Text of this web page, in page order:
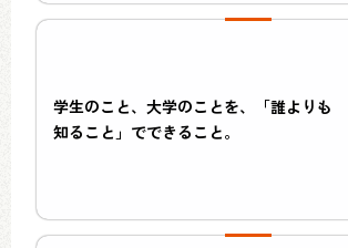
学生のこと、大学のことを、「誰よりも
知ること」でできること。